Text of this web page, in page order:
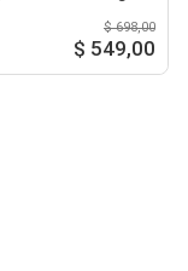
$ 698,00
$ 549,00